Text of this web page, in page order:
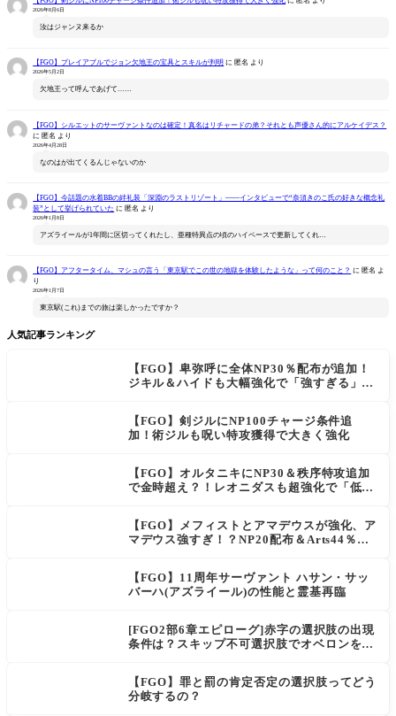
2026年8月6日
汝はジャンヌ来るか
【FGO】プレイアブルでジョン欠地王の宝具とスキルが判明 に 匿名 より
2026年5月2日
欠地王って呼んであげて……
【FGO】シルエットのサーヴァントなのは確定！真名はリチャードの弟？それとも声優さん的にアルケイデス？
に匿名 より
2026年4月28日
なのはが出てくるんじゃないのか
【FGO】今話題の水着BBの絆礼装「深淵のラストリゾート」――インタビューで“奈須きのこ氏の好きな概念礼
装”として挙げられていた に 匿名 より
2026年1月8日
アズライールが1年間に区切ってくれたし、亜種特異点の頃のハイペースで更新してくれ…
【FGO】アフタータイム、マシュの言う「東京駅でこの世の地獄を体験したような」って何のこと？ に 匿名 よ
り
2026年1月7日
東京駅(これ)までの旅は楽しかったですか？
人気記事ランキング
【FGO】卑弥呼に全体NP30％配布が追加！
ジキル＆ハイドも大幅強化で「強すぎる」の
【FGO】剣ジルにNP100チャージ条件追
加！術ジルも呪い特攻獲得で大きく強化
【FGO】オルタニキにNP30＆秩序特攻追加
で金時超え？！レオニダスも超強化で「低レ
【FGO】メフィストとアマデウスが強化、ア
マデウス強すぎ！？NP20配布＆Arts44％強
【FGO】11周年サーヴァント ハサン・サッ
バーハ(アズライール)の性能と霊基再臨
[FGO2部6章エピローグ]赤字の選択肢の出現
条件は？スキップ不可選択肢でオベロンを疑
【FGO】罪と罰の肯定否定の選択肢ってどう
分岐するの？